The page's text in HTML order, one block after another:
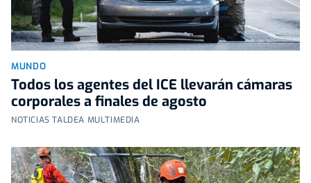
MUNDO
Todos los agentes del ICE llevarán cámaras
corporales a finales de agosto
NOTICIAS TALDEA MULTIMEDIA